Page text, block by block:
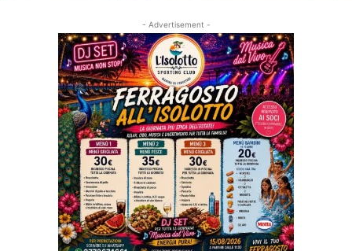
- Advertisement -